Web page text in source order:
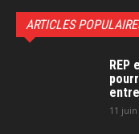
ARTICLES
REP
11 juin